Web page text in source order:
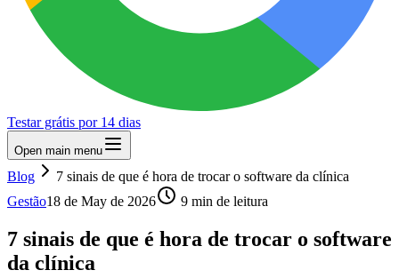
Testar grátis por 14 dias
Open main menu
Blog
7 sinais de que é hora de trocar o software da clínica
Gestão18 de May de 2026 9 min de leitura
7 sinais de que é hora de trocar o software
da clínica